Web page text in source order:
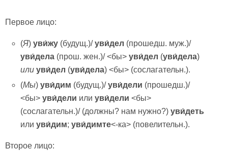
Первое лицо:
(Я)уви́жу (будущ.)/уви́дел (прошедш. муж.)/
уви́дела (прош. жен.)/ <бы>уви́дел (уви́дела)
или уви́дел (уви́дела) <бы> (сослагательн.).
(Мы)уви́дим (будущ.)/уви́дели (прошедш.)/
<бы>уви́дели илиуви́дели <бы>
(сослагательн.)/ (должны? нам нужно?)уви́деть
илиуви́дим;уви́димте<-ка> (повелительн.).
Второе лицо: